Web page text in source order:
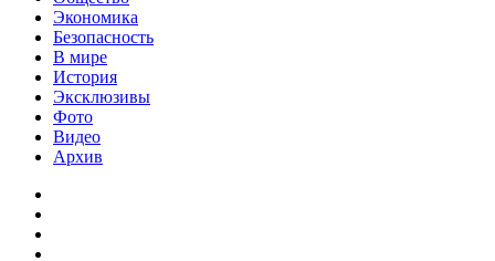
Экономика
Безопасность
В мире
История
Эксклюзивы
Фото
Видео
Архив